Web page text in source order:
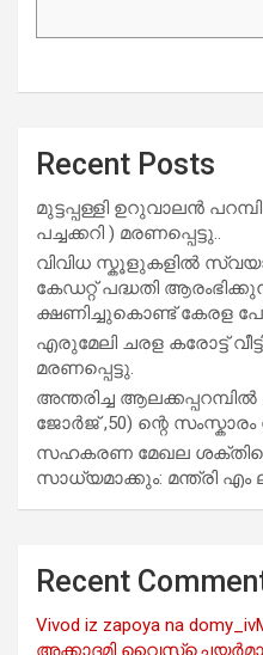
Recent Posts
മുട്ടപ്പള്ളി ഉറുവാലൻ
പച്ചക്കറി ) മരണപ്പെട്ടു..
വിവിധ സ്കൂളുകളില്‍
കേഡറ്റ് പദ്ധതി
ക്ഷണിച്ചുകൊണ്ട് കേരള
എരുമേലി ചരള കരോട്ട്
മരണപ്പെട്ടു.
അന്തരിച്ച
ജോർജ് ,50) ന്റെ
സഹകരണ മേഖല
സാധ്യമാക്കും: മന്ത്രി എം
Recent
Vivod iz zapoya na
അക്കാദമി